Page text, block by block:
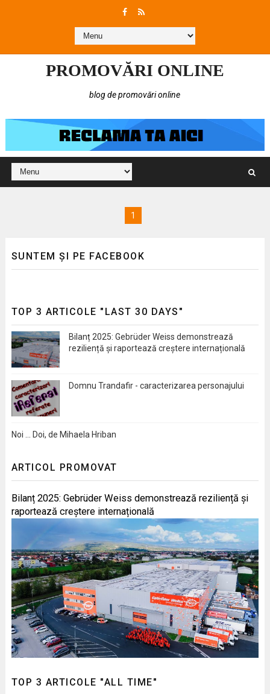
PROMOVĂRI ONLINE
blog de promovări online
1
SUNTEM ȘI PE FACEBOOK
TOP 3 ARTICOLE "LAST 30 DAYS"
Bilanț 2025: Gebrüder Weiss demonstrează
reziliență și raportează creștere internațională
Domnu Trandafir - caracterizarea personajului
Noi … Doi, de Mihaela Hriban
ARTICOL PROMOVAT
Bilanț 2025: Gebrüder Weiss demonstrează reziliență și
raportează creștere internațională
TOP 3 ARTICOLE "ALL TIME"